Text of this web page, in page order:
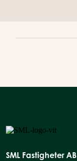
SML Fastigheter AB